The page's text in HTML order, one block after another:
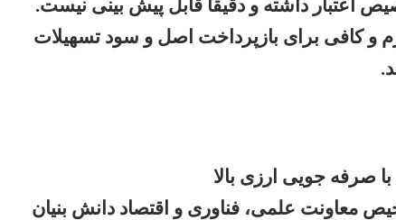
اعتبار داشته و دقیقا قابل پیش بینی نیست.
و کافی برای بازپرداخت اصل و سود تسهیلات
صرفه جویی ارزی بالا
معاونت علمی، فناوری و اقتصاد دانش بنیان